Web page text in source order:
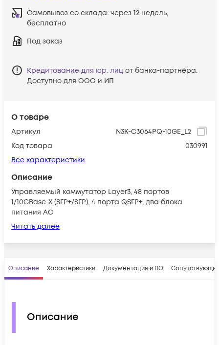
О товаре
Артикул
N3K-C3064PQ-10GE_L2
Код товара
030991
Все характеристики
Описание
Управляемый коммутатор Layer3, 48 портов
1/10GBase-X (SFP+/SFP), 4 порта QSFP+, два блока
питания AC
Читать далее
Самовывоз со склада: через 12 недель,
бесплатно
Под заказ
Кредитование для юр. лиц от банка-партнёра.
Доступно для ООО и ИП
Описание Характеристики Документация и ПО
Описание